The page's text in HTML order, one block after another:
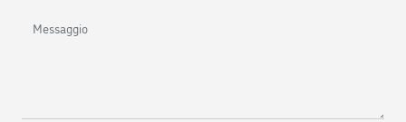
Messaggio